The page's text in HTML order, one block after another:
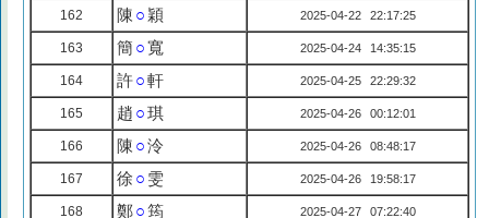
162 陳 ○ 穎 2025-04-22 22:17:25
163 簡 ○寬 2025-04-24 14:35:15
164 許○軒 2025-04-25 22:29:32
165 趙 ○琪 2025-04-26 00:12:01
166 陳 ○泠 2025-04-26 08:48:17
167 徐 ○ 雯 2025-04-26 19:58:17
168 鄭○筠 2025-04-27 07:22:40